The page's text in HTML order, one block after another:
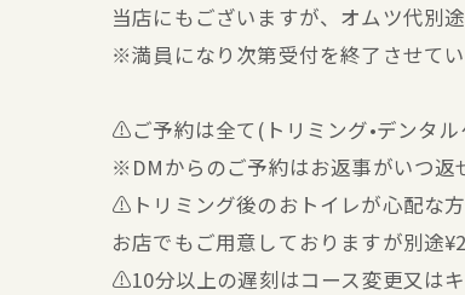
当店にもございますが、オムツ代別
※満員になり次第受付を終了させて
⚠️ご予約は全て(トリミング•デンタ
※DMからのご予約はお返事がいつ返
⚠️トリミング後のおトイレが心配な
お店でもご用意しておりますが別途
⚠️10分以上の遅刻はコース変更又は